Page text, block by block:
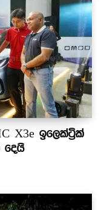
X3e ඉලෙක්ට්‍රික්
දෙයි